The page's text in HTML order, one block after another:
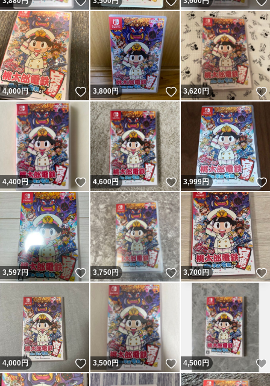
4,000円 いいね！
3,800円 いいね！
3,620円
4,400円 いいね！
4,600円 いいね！
3,999円
3,597円 いいね！
3,750円 いいね！
3,700円
4,000円 いいね！
3,500円 いいね！
4,500円